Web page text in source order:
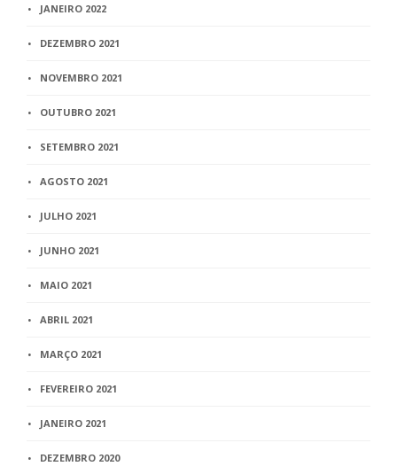
JANEIRO 2022
DEZEMBRO 2021
NOVEMBRO 2021
OUTUBRO 2021
SETEMBRO 2021
AGOSTO 2021
JULHO 2021
JUNHO 2021
MAIO 2021
ABRIL 2021
MARÇO 2021
FEVEREIRO 2021
JANEIRO 2021
DEZEMBRO 2020